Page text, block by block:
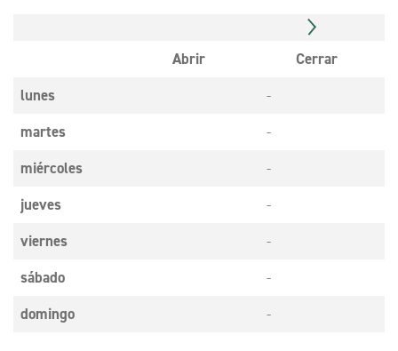
Abrir
Cerrar
lunes
-
martes
-
miércoles
-
jueves
-
viernes
-
sábado
-
domingo
-